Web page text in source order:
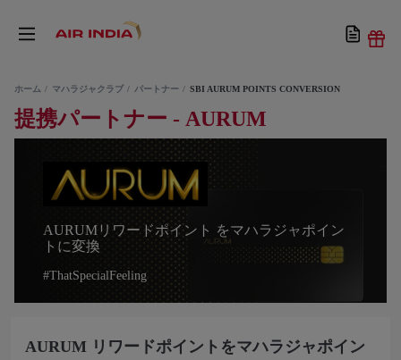
ホーム マハラジャクラブ パートナー SBI AURUM POINTS CONVERSION
提携パートナー - AURUM
AURUMリワードポイント をマハラジャポイン
トに変換
#ThatSpecialFeeling
AURUM リワードポイントをマハラジャポイン